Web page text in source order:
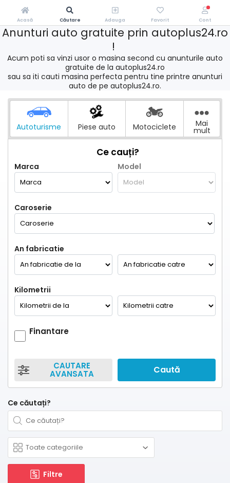
Anunturi auto gratuite prin autoplus24.ro
!
Acum poti sa vinzi usor o masina second cu anunturile auto
gratuite de la autoplus24.ro
sau sa iti cauti masina perfecta pentru tine printre anunturi
auto de pe autoplus24.ro.
Autoturisme Piese auto Motociclete Mai
mult
Ce cauți?
Marca Model
Caroserie
An fabricatie
Kilometrii
Finantare
CAUTARE
AVANSATA Caută
Ce căutați?
Filtre
Acasă Căutare Adauga Favorit Cont